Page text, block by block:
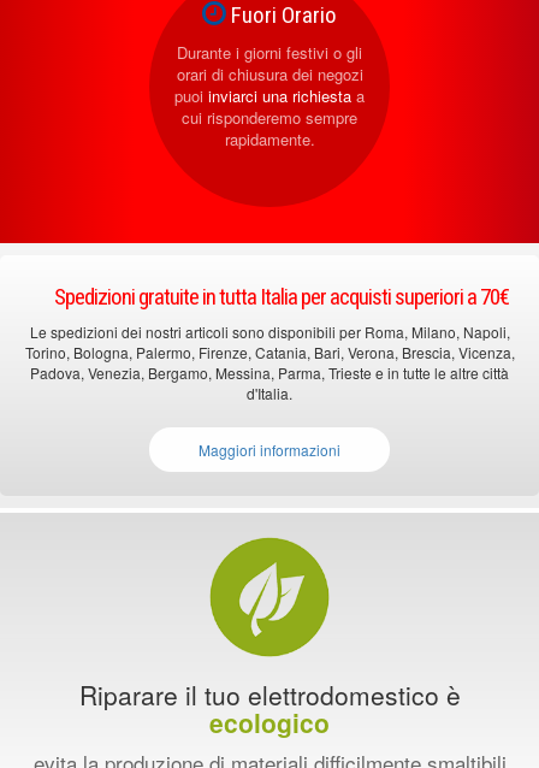
Fuori Orario
Durante i giorni festivi o gli
orari di chiusura dei negozi
puoi inviarci una richiesta a
cui risponderemo sempre
rapidamente.
Spedizioni gratuite in tutta Italia per acquisti superiori a 70€
Le spedizioni dei nostri articoli sono disponibili per Roma, Milano, Napoli,
Torino, Bologna, Palermo, Firenze, Catania, Bari, Verona, Brescia, Vicenza,
Padova, Venezia, Bergamo, Messina, Parma, Trieste e in tutte le altre città
d'Italia.
Maggiori informazioni
Riparare il tuo elettrodomestico è
ecologico